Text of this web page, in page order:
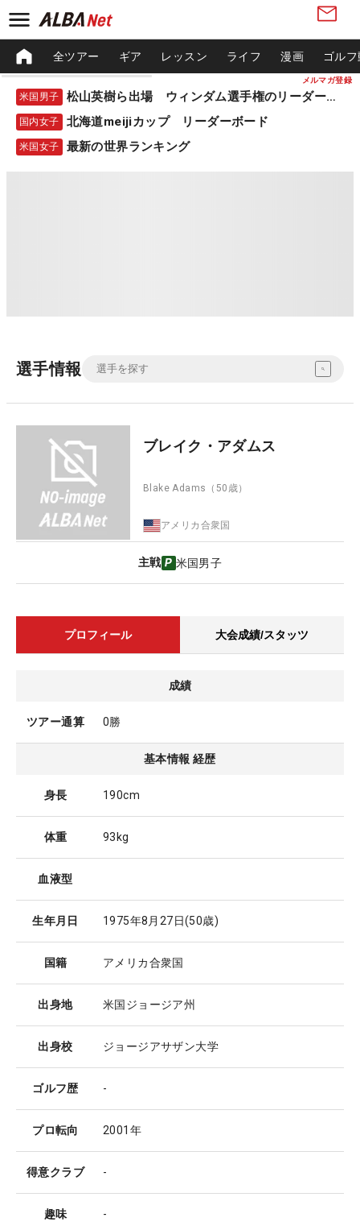
メルマガ登録
全ツアー ギア レッスン ライフ 漫画 ゴル
米国男子 松山英樹ら出場 ウィンダム選手権のリーダーボード
国内女子 北海道meijiカップ リーダーボード
米国女子 最新の世界ランキング
選手情報
ブレイク・アダムス
Blake Adams （50歳）
アメリカ合衆国
主戦 米国男子
プロフィール 大会成績/スタッツ
成績
ツアー通算 0勝
基本情報 経歴
身長 190cm
体重 93kg
血液型
生年月日 1975年8月27日(50歳)
国籍 アメリカ合衆国
出身地 米国ジョージア州
出身校 ジョージアサザン大学
ゴルフ歴 -
プロ転向 2001年
得意クラブ -
趣味 -